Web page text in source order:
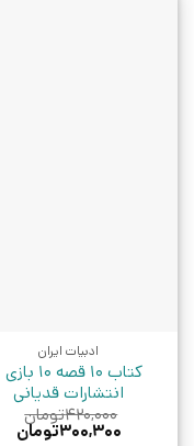
ادبیات ایران
کتاب 10 قصه 10
انتشارات قدیانی
۴۲۰,۰۰۰تومان
قیمت
۳۰۰,۳۰۰تومان